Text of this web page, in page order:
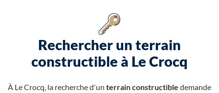
Rechercher un terrain
constructible à Le Crocq
À Le Crocq, la recherche d'un terrain constructible demande